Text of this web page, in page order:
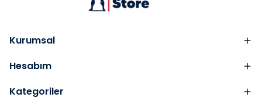
Kurumsal
Hesabım
Kategoriler